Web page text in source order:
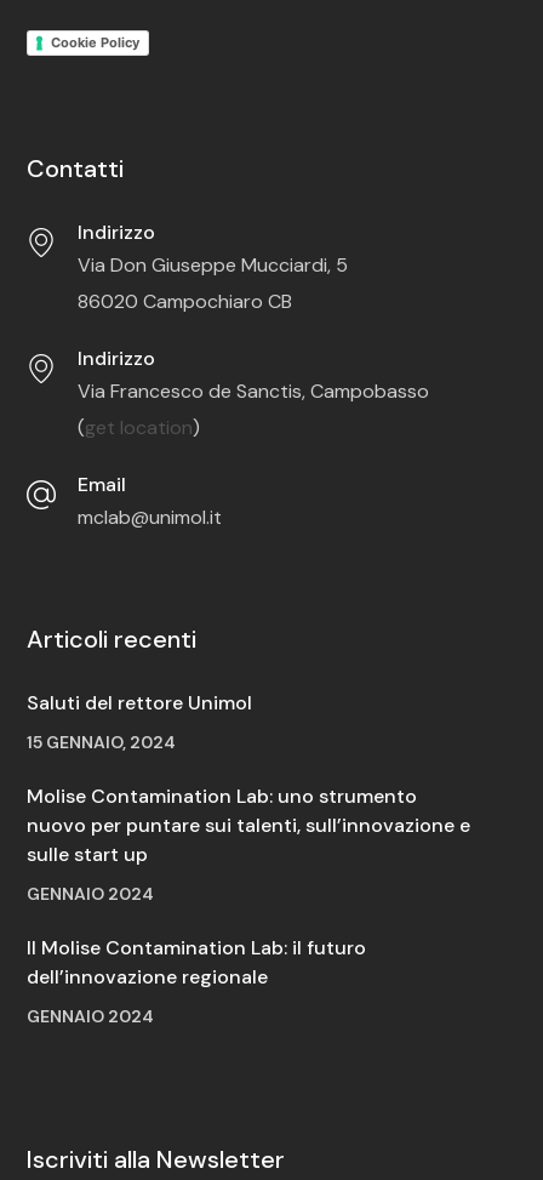
Cookie Policy
Contatti
Indirizzo
Via Don Giuseppe Mucciardi, 5
86020 Campochiaro CB
Indirizzo
Via Francesco de Sanctis, Campobasso
(get location)
Email
mclab@unimol.it
Articoli recenti
Saluti del rettore Unimol
15 GENNAIO, 2024
Molise Contamination Lab: uno strumento
nuovo per puntare sui talenti, sull’innovazione e
sulle start up
GENNAIO 2024
Il Molise Contamination Lab: il futuro
dell’innovazione regionale
GENNAIO 2024
Iscriviti alla Newsletter